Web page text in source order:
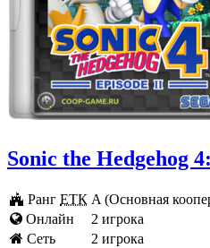
Sonic the Hedgehog
Ранг ЕТК A (Основная
Онлайн
2 игрока
Cеть
2 игрока